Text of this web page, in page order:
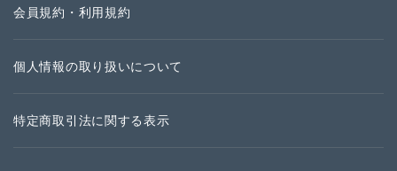
会員規約・利用規約
個人情報の取り扱いについて
特定商取引法に関する表示